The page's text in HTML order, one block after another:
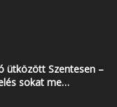
ütközött Szentesen –
sokat me…